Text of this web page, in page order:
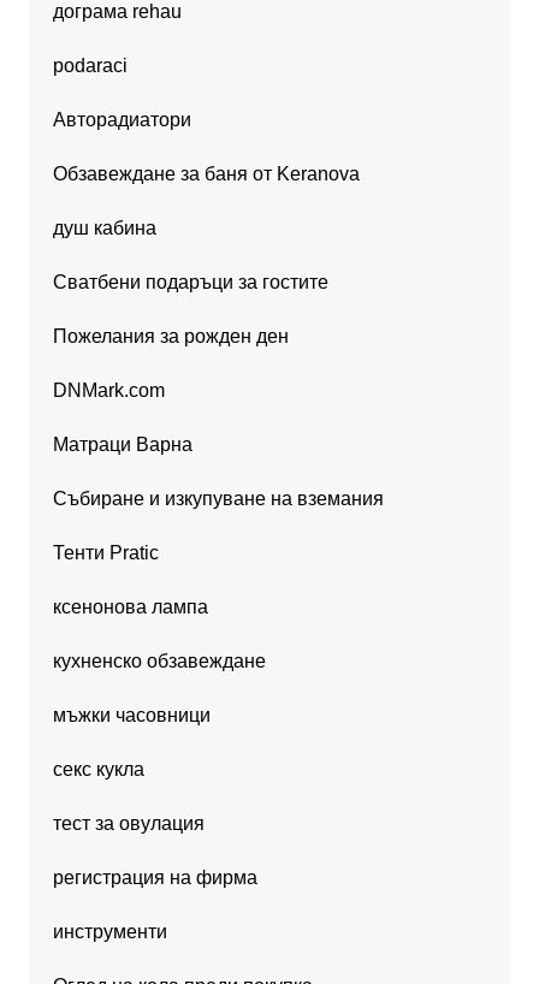
дограма rehau
podaraci
Авторадиатори
Обзавеждане за баня от Keranova
душ кабина
Сватбени подаръци за гостите
Пожелания за рожден ден
DNMark.com
Матраци Варна
Събиране и изкупуване на вземания
Тенти Pratic
ксенонова лампа
кухненско обзавеждане
мъжки часовници
секс кукла
тест за овулация
регистрация на фирма
инструменти